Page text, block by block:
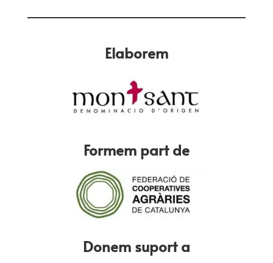
Elaborem
Formem part de
Donem suport a